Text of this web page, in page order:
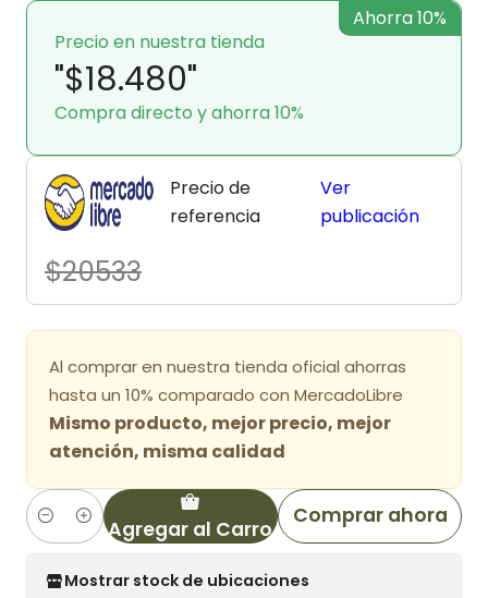
Precio en nuestra tienda
"$18.480"
Compra directo y ahorra 10%
Ahorra 10%
Precio de
referencia
$20533
Ver
publicación
Al comprar en nuestra tienda oficial ahorras
hasta un 10% comparado con MercadoLibre
Mismo producto, mejor precio, mejor
atención, misma calidad
Cantidad Agregar al Carro
Comprar ahora
Mostrar stock de ubicaciones